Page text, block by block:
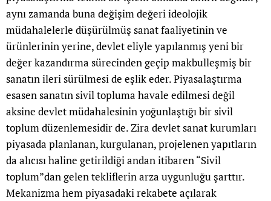
aynı zamanda buna değişim değeri ideolojik
müdahalelerle düşürülmüş sanat faaliyetinin ve
ürünlerinin yerine, devlet eliyle yapılanmış yeni bir
değer kazandırma sürecinden geçip makbulleşmiş bir
sanatın ileri sürülmesi de eşlik eder. Piyasalaştırma
esasen sanatın sivil topluma havale edilmesi değil
aksine devlet müdahalesinin yoğunlaştığı bir sivil
toplum düzenlemesidir de. Zira devlet sanat kurumları
piyasada planlanan, kurgulanan, projelenen yapıtların
da alıcısı haline getirildiği andan itibaren “Sivil
toplum”dan gelen tekliflerin arza uygunluğu şarttır.
Mekanizma hem piyasadaki rekabete açılarak